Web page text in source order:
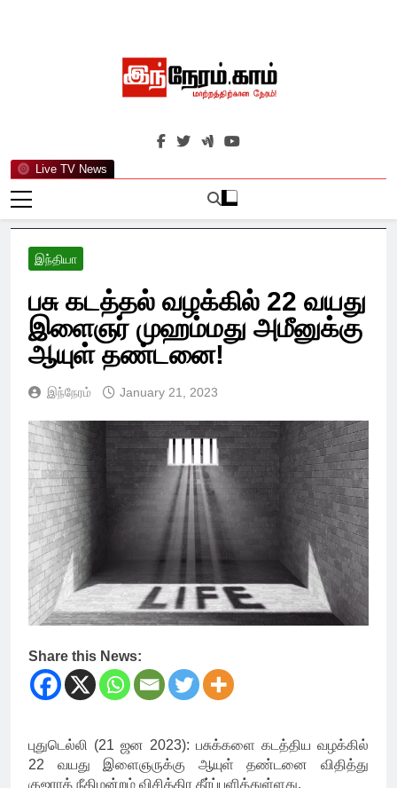
Live TV News
இந்நேரம்.காம்
செய்திகளுக்கு அப்பால்…
இந்தியா
பசு கடத்தல் வழக்கில் 22 வயது
இளைஞர் முஹம்மது அமீனுக்கு
ஆயுள் தண்டனை!
இந்நேரம் January 21, 2023
Share this News:
புதுடெல்லி (21 ஜன 2023): பசுக்களை கடத்திய வழக்கில்
22 வயது இளைஞருக்கு ஆயுள் தண்டனை விதித்து
குஜராத் நீதிமன்றம் விசித்திர தீர்ப்பளித்துள்ளது.